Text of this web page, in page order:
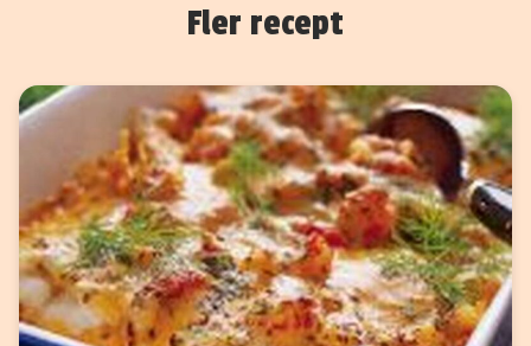
Fler recept